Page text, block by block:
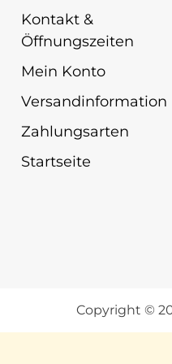
Kontakt &
Öffnungszeiten
Mein Konto
Versandinformation
Zahlungsarten
Startseite
Copyright ©